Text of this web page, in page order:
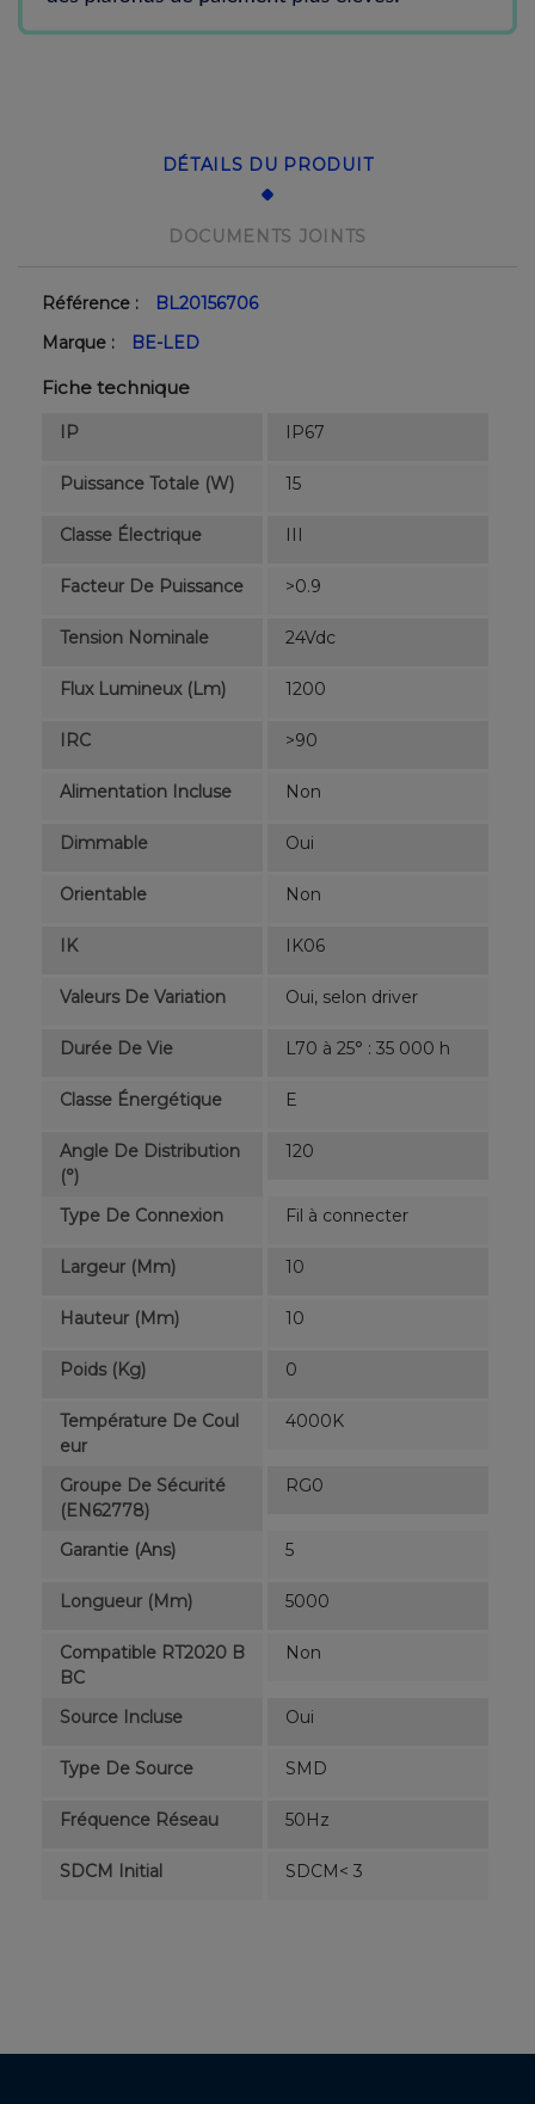
DÉTAILS DU PRODUIT
DOCUMENTS JOINTS
Référence :
BL20156706
Marque :
BE-LED
Fiche technique
IP IP67
Puissance Totale (W) 15
Classe Électrique III
Facteur De Puissance >0.9
Tension Nominale 24Vdc
Flux Lumineux (lm) 1200
IRC >90
Alimentation Incluse Non
Dimmable Oui
Orientable Non
IK IK06
Valeurs De Variation Oui, selon driver
Durée De Vie L70 à 25° : 35 000 h
Classe Énergétique E
Angle De Distribution
(°)
120
Type De Connexion Fil à connecter
Largeur (mm) 10
Hauteur (mm) 10
Poids (kg) 0
Température De Coul
Eur
4000K
Groupe De Sécurité
(EN62778)
RG0
Garantie (ans) 5
Longueur (mm) 5000
Compatible RT2020 B
BC
Non
Source Incluse Oui
Type De Source SMD
Fréquence Réseau 50Hz
SDCM Initial SDCM< 3